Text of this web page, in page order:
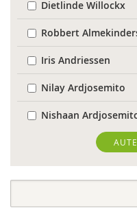
Dietlinde Willockx
Robbert
Iris Andriessen
Nilay Ardjosemito
Nishaan
Siela Ardjosemito-
Nicole van Asten